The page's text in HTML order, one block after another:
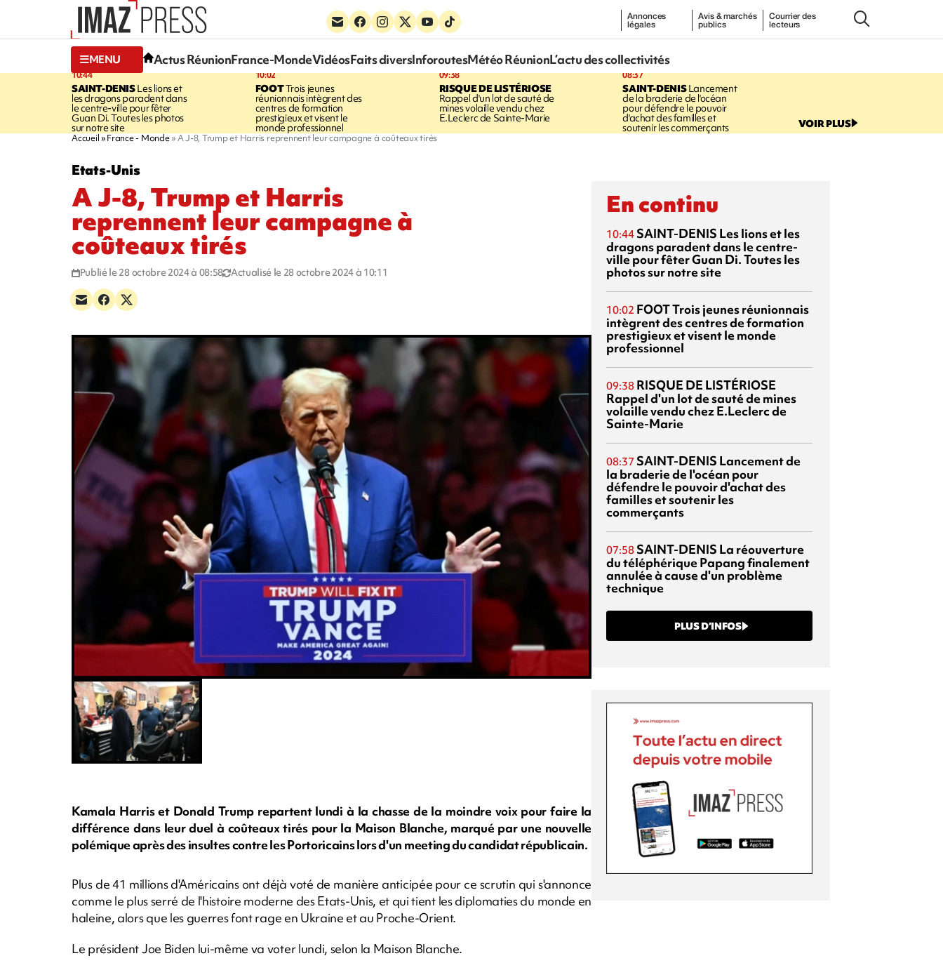
Annonces
légales
Avis & marchés
publics
Courrier des
lecteurs
MENU Actus RéunionFrance-MondeVidéosFaits diversInforoutesMétéo RéunionL’actu des collectivités
10:44
SAINT-DENISLes lions et
les dragons paradent dans
le centre-ville pour fêter
Guan Di. Toutes les photos
sur notre site
10:02
FOOTTrois jeunes
réunionnais intègrent des
centres de formation
prestigieux et visent le
monde professionnel
09:38
RISQUE DE LISTÉRIOSE
Rappel d'un lot de sauté de
mines volaille vendu chez
E.Leclerc de Sainte-Marie
08:37
SAINT-DENISLancement
de la braderie de l'océan
pour défendre le pouvoir
d'achat des familles et
soutenir les commerçants VOIR PLUS
Accueil France - Monde A J-8, Trump et Harris reprennent leur campagne à coûteaux tirés
Etats-Unis
A J-8, Trump et Harris
reprennent leur campagne à
coûteaux tirés
Publié le 28 octobre 2024 à 08:58 Actualisé le 28 octobre 2024 à 10:11
Kamala Harris et Donald Trump repartent lundi à la chasse de la moindre voix pour faire la
différence dans leur duel à coûteaux tirés pour la Maison Blanche, marqué par une nouvelle
polémique après des insultes contre les Portoricains lors d'un meeting du candidat républicain.
Plus de 41 millions d'Américains ont déjà voté de manière anticipée pour ce scrutin qui s'annonce
comme le plus serré de l'histoire moderne des Etats-Unis, et qui tient les diplomaties du monde en
haleine, alors que les guerres font rage en Ukraine et au Proche-Orient.
Le président Joe Biden lui-même va voter lundi, selon la Maison Blanche.
En continu
10:44 SAINT-DENIS Les lions et les
dragons paradent dans le centre-
ville pour fêter Guan Di. Toutes les
photos sur notre site
10:02 FOOTTrois jeunes réunionnais
intègrent des centres de formation
prestigieux et visent le monde
professionnel
09:38 RISQUE DE LISTÉRIOSE
Rappel d'un lot de sauté de mines
volaille vendu chez E.Leclerc de
Sainte-Marie
08:37 SAINT-DENIS Lancement de
la braderie de l'océan pour
défendre le pouvoir d'achat des
familles et soutenir les
commerçants
07:58 SAINT-DENIS La réouverture
du téléphérique Papang finalement
annulée à cause d'un problème
technique
PLUS D’INFOS